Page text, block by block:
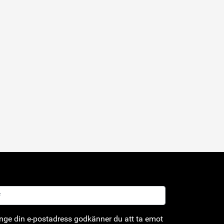
din e-postadress godkänner du att ta emot